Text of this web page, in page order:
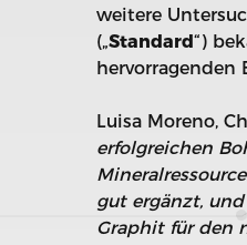
weitere
(„Standard“)
hervorragenden
Luisa Moreno,
erfolgreichen
gut ergänzt,
Graphit für den